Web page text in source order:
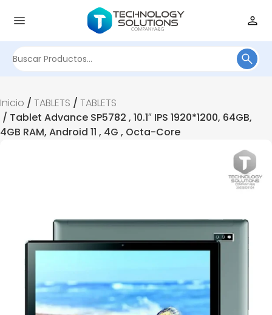
Inicio / TABLETS / TABLETS
/ Tablet Advance SP5782 , 10.1″ IPS 1920*1200, 64GB,
4GB RAM, Android 11 , 4G , Octa-Core